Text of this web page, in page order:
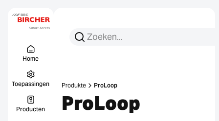
Home
Toepassingen
Producten
Zoeken:
Zoek op
Produkte ProLoop
ProLoop